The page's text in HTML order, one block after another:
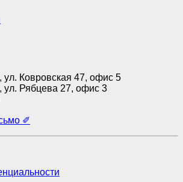
Ковровская 47, офис 5
ул. Рябцева 27, офис 3
✐